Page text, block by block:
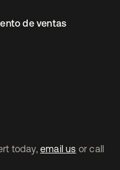
today, email us or call
de ventas